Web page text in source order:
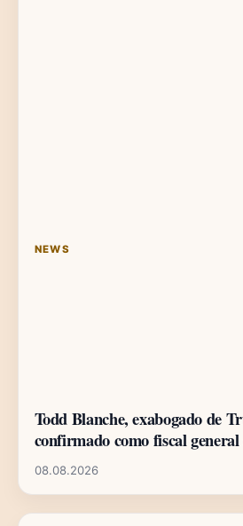
NEWS
Todd Blanche, exabogado de
confirmado como fiscal
08.08.2026